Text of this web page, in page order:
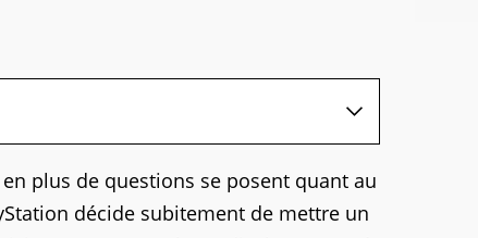
plus de questions se posent quant au
décide subitement de mettre un